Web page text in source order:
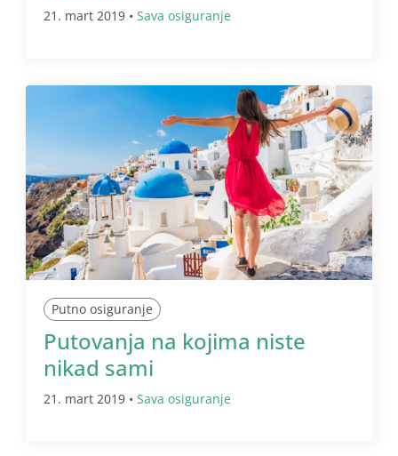
21. mart 2019 • Sava osiguranje
Putno osiguranje
Putovanja na kojima niste
nikad sami
21. mart 2019 • Sava osiguranje